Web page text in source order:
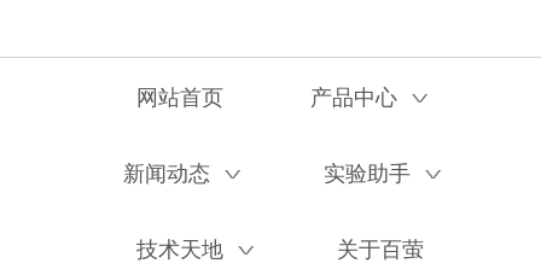
网站首页 产品中心 V
新闻动态 V 实验助手 V
技术天地 V 关于百萤